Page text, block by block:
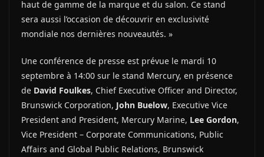
haut de gamme de la marque et du salon. Ce stand
sera aussi l’occasion de découvrir en exclusivité
mondiale nos dernières nouveautés. »
Une conférence de presse est prévue le mardi 10
septembre à 14:00 sur le stand Mercury, en présence
de David Foulkes, Chief Executive Officer and Director,
Brunswick Corporation, John Buelow, Executive Vice
President and President, Mercury Marine, Lee Gordon,
Vice President – Corporate Communications, Public
Affairs and Global Public Relations, Brunswick